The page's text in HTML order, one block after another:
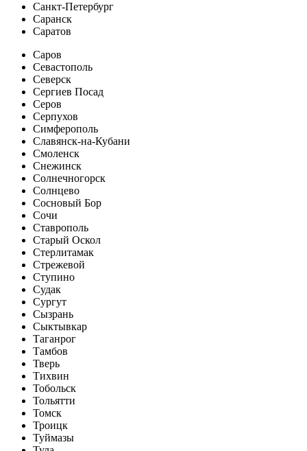
Санкт-Петербург
Саранск
Саратов
Саров
Севастополь
Северск
Сергиев Посад
Серов
Серпухов
Симферополь
Славянск-на-Кубани
Смоленск
Снежинск
Солнечногорск
Солнцево
Сосновый Бор
Сочи
Ставрополь
Старый Оскол
Стерлитамак
Стрежевой
Ступино
Судак
Сургут
Сызрань
Сыктывкар
Таганрог
Тамбов
Тверь
Тихвин
Тобольск
Тольятти
Томск
Троицк
Туймазы